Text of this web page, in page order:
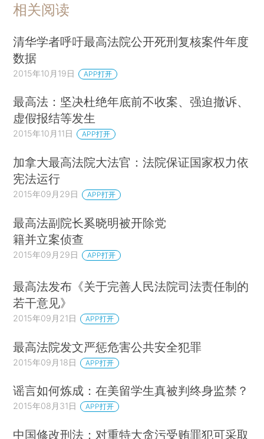
相关阅读
清华学者呼吁最高法院公开死刑复核案件年度
数据
2015年10月19日 APP打开
最高法：坚决杜绝年底前不收案、强迫撤诉、
虚假报结等发生
2015年10月11日 APP打开
加拿大最高法院大法官：法院保证国家权力依
宪法运行
2015年09月29日 APP打开
最高法副院长奚晓明被开除党
籍并立案侦查
2015年09月29日 APP打开
最高法发布《关于完善人民法院司法责任制的
若干意见》
2015年09月21日 APP打开
最高法院发文严惩危害公共安全犯罪
2015年09月18日 APP打开
谣言如何炼成：在美留学生真被判终身监禁？
2015年08月31日 APP打开
中国修改刑法：对重特大贪污受贿罪犯可采取